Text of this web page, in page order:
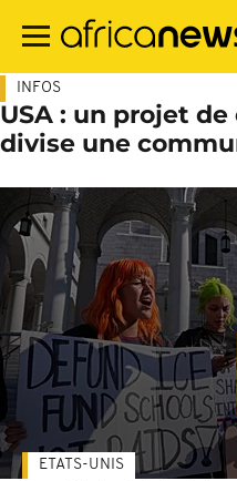
contenu
INFOS
USA : un projet
divise une
ETATS-UNIS